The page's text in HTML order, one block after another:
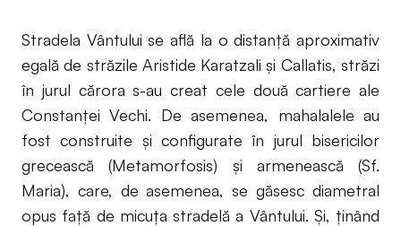
Stradela Vântului se află la o distanță aproximativ
egală de străzile Aristide Karatzali și Callatis, străzi
în jurul cărora s-au creat cele două cartiere ale
Constanței Vechi. De asemenea, mahalalele au
fost construite și configurate în jurul bisericilor
grecească (Metamorfosis) și armenească (Sf.
Maria), care, de asemenea, se găsesc diametral
opus față de micuța stradelă a Vântului. Și, ținând